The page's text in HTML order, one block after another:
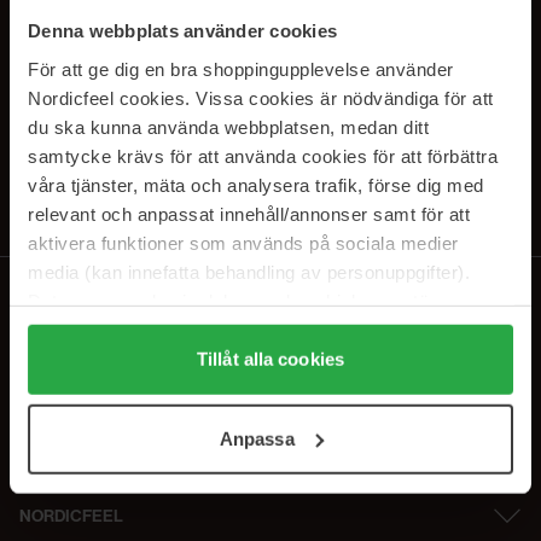
Denna webbplats använder cookies
För att ge dig en bra shoppingupplevelse använder
Nordicfeel cookies. Vissa cookies är nödvändiga för att
du ska kunna använda webbplatsen, medan ditt
samtycke krävs för att använda cookies för att förbättra
våra tjänster, mäta och analysera trafik, förse dig med
relevant och anpassat innehåll/annonser samt för att
aktivera funktioner som används på sociala medier
media (kan innefatta behandling av personuppgifter).
Genom att trycka på "Tillåt alla cookies" accepterar du
alla cookies, medan du under "Detaljer" kan anpassa
användningen av cookies. Du kan när som helst återkalla
samt vår Integritetspolicy.
Tillåt alla cookies
Anpassa
SUBSCRIBE TO OUR
NEWSLETTER
E-postadresse
Ved å abonnere godtar du vårpersonvernerklæring. Du kan melde deg
NORDICFEEL